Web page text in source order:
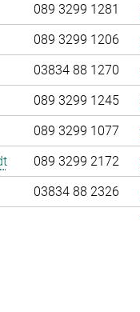
089 3299 1281
089 3299 1206
03834 88 1270
089 3299 1245
089 3299 1077
089 3299 2172
03834 88 2326